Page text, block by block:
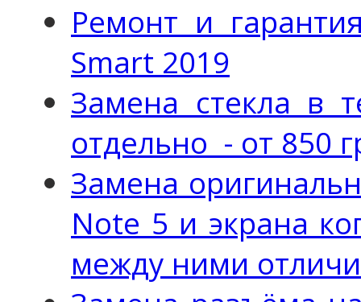
Ремонт и
Smart 2019
Замена стекла в
отдельно - от 850
Замена
Note 5 и экрана
между ними